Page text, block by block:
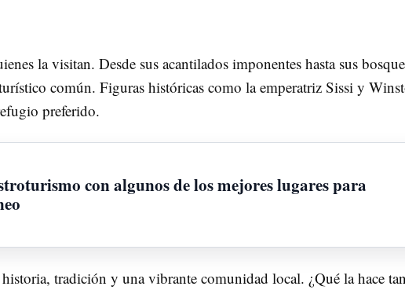
la visitan. Desde sus acantilados imponentes hasta sus
común. Figuras históricas como la emperatriz Sissi y
preferido.
con algunos de los mejores lugares para
tradición y una vibrante comunidad local. ¿Qué la hace